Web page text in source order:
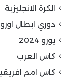
الكرة الانجليزية
دوري ابطال
يورو 2024
كاس العرب
كاس امم